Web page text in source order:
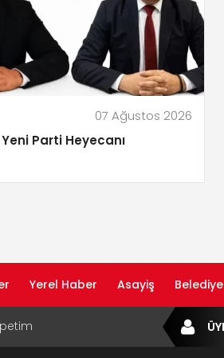
07 Ağustos 2026
Parti Heyecanı
Yerel Haber Asayiş